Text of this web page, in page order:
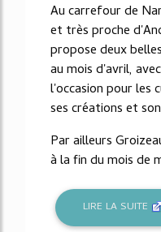
Au carrefour de
et très proche
propose deux
au mois d'avril,
l'occasion pour les
ses créations et
Par ailleurs
à la fin du mois de
LIRE LA SUITE